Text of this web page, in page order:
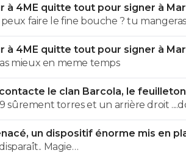
à 4ME quitte tout pour signer à
le fine bouche ? tu mangeras la
te donnera. Point.
à 4ME quitte tout pour signer à
mieux en meme temps
contacte le clan Barcola, le feuilleton
sûrement torres et un arrière droit
ordonez
un dispositif énorme mis en
Magie…